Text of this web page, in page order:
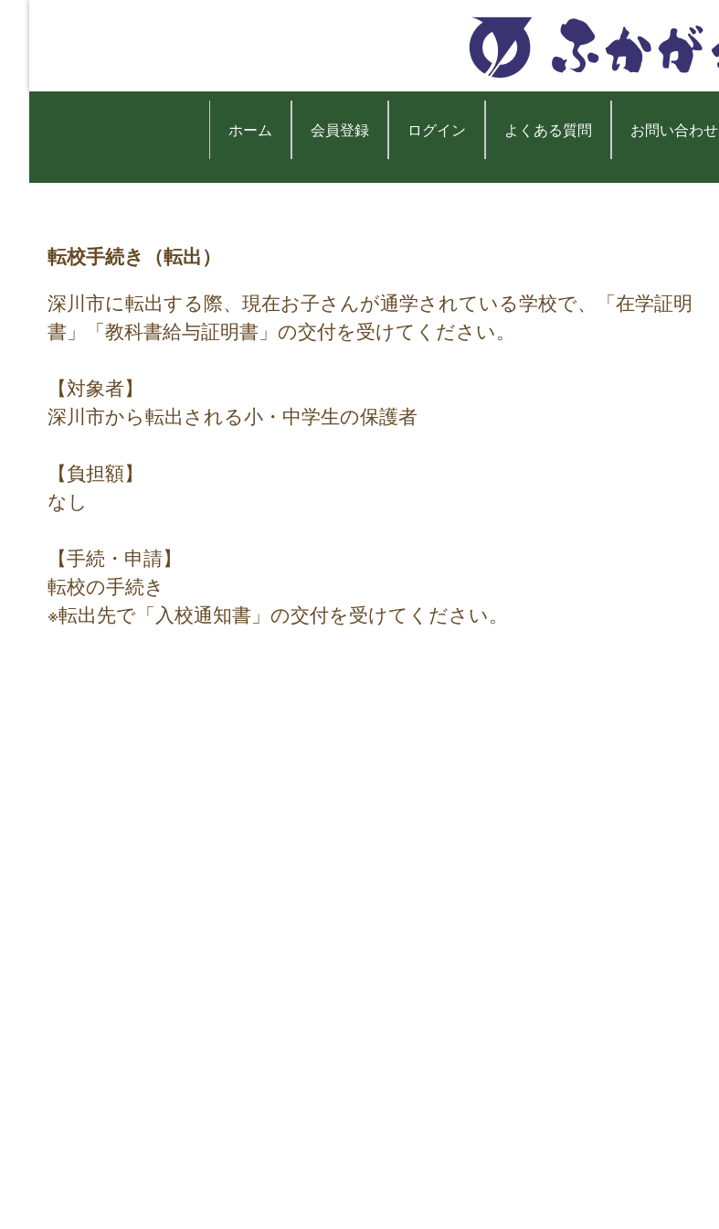
ホーム 会員登録 ログイン よくある質問 お問い合わせ
転校手続き（転出）
深川市に転出する際、現在お子さんが通学されている学校で、「在学証明
書」「教科書給与証明書」の交付を受けてください。
【対象者】
深川市から転出される小・中学生の保護者
【負担額】
なし
【手続・申請】
転校の手続き
※転出先で「入校通知書」の交付を受けてください。